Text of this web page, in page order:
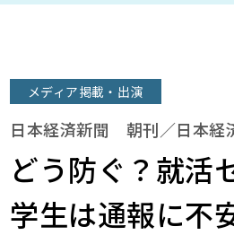
メディア掲載・出演
日本経済新聞 朝刊／日本
どう防ぐ？就活
学生は通報に不